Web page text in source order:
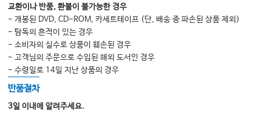
Chapter 41 병인기전
Chapter 42 임상증상
Chapter 43 검사소견과 진단
Chapter 44 치료
Chapter 45 예후
교환이나 반품, 환불이 불가능한 경우
- 개봉된 DVD, CD-ROM, 카세트테이프 (단, 배송 중 파손된 상품 제외)
- 탐독의 흔적이 있는 경우
- 소비자의 실수로 상품이 훼손된 경우
- 고객님의 주문으로 수입된 해외 도서인 경우
- 수령일로 14일 지난 상품의 경우
반품절차
3일 이내에 알려주세요.